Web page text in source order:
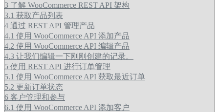
3 了解 WooCommerce REST API 架构
3.1 获取产品列表
4 通过 REST API 管理产品
4.1 使用 WooCommerce API 添加产品
4.2 使用 WooCommerce API 编辑产品
4.3 让我们编辑一下刚刚创建的记录。
5 使用 REST API 进行订单管理
5.1 使用 WooCommerce API 获取最近订单
5.2 更新订单状态
6 客户管理和参与
6.1 使用 WooCommerce API 添加客户